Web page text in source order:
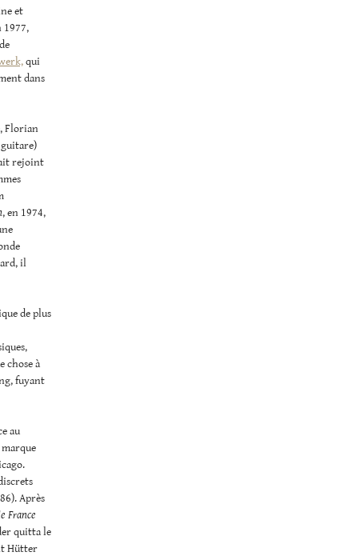
et
1977,
qui
dans
Florian
rejoint
, en 1974,
il
de plus
chose à
fuyant
au
Après
France
quitta le
Hütter